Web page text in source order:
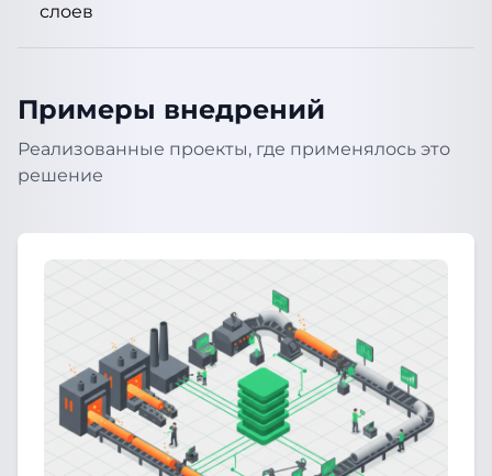
слоев
Примеры внедрений
Реализованные проекты, где применялось это
решение